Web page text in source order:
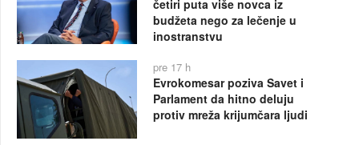
četiri puta više novca iz
budžeta nego za lečenje u
inostranstvu
pre 17 h
Evrokomesar poziva Savet i
Parlament da hitno deluju
protiv mreža krijumčara ljudi